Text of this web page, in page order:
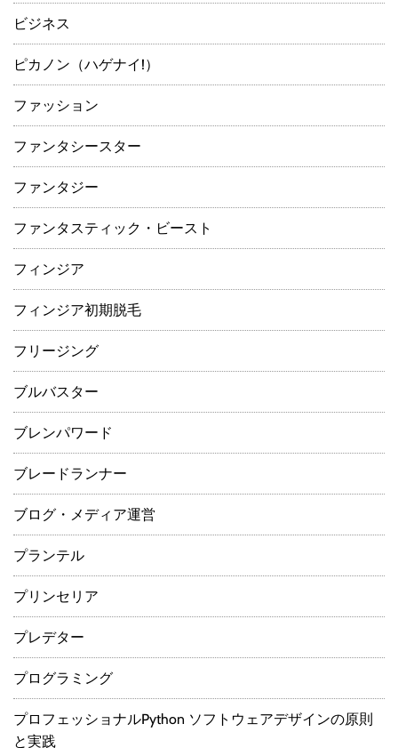
ビジネス
ピカノン（ハゲナイ!）
ファッション
ファンタシースター
ファンタジー
ファンタスティック・ビースト
フィンジア
フィンジア初期脱毛
フリージング
ブルバスター
ブレンパワード
ブレードランナー
ブログ・メディア運営
プランテル
プリンセリア
プレデター
プログラミング
プロフェッショナルPython ソフトウェアデザインの原則
と実践